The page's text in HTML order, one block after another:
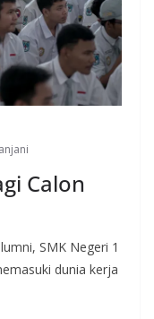
Calon
SMK Negeri 1
dunia kerja